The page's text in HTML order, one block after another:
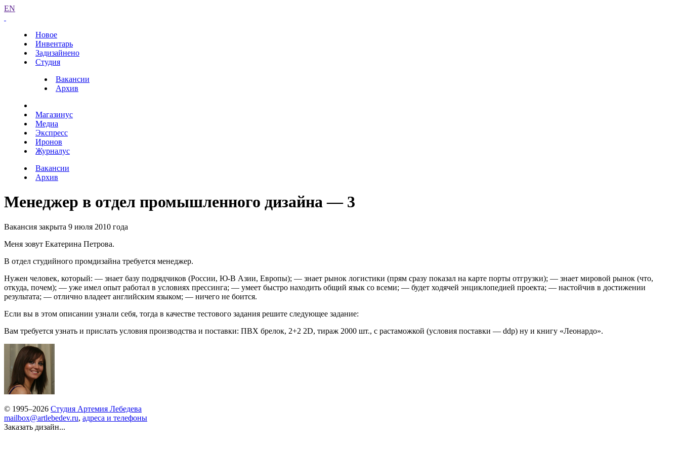
EN
Новое
Инвентарь
Задизайнено
Студия
Вакансии
Архив
Магазинус
Медиа
Экспресс
Иронов
Журналус
Вакансии
Архив
Менеджер в отдел промышленного дизайна — 3
Вакансия закрыта 9 июля 2010 года
Меня зовут Екатерина Петрова.
В отдел студийного промдизайна требуется менеджер.
Нужен человек, который: — знает базу подрядчиков (России, Ю-В Азии, Европы); — знает рынок логистики (прям сразу показал на карте порты отгрузки); — знает мировой рынок (что,
откуда, почем); — уже имел опыт работал в условиях прессинга; — умеет быстро находить общий язык со всеми; — будет ходячей энциклопедией проекта; — настойчив в достижении
результата; — отлично владеет английским языком; — ничего не боится.
Если вы в этом описании узнали себя, тогда в качестве тестового задания решите следующее задание:
Вам требуется узнать и прислать условия производства и поставки: ПВХ брелок, 2+2 2D, тираж 2000 шт., с растаможкой (условия поставки — ddp) ну и книгу «Леонардо».
© 1995–2026 Студия Артемия Лебедева
mailbox@artlebedev.ru, адреса и телефоны
Заказать дизайн...